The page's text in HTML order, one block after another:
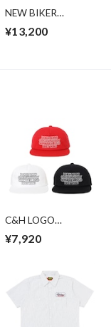
NEW BIKER
¥13,200
C&H LOGO
COTTON CAP
¥7,920